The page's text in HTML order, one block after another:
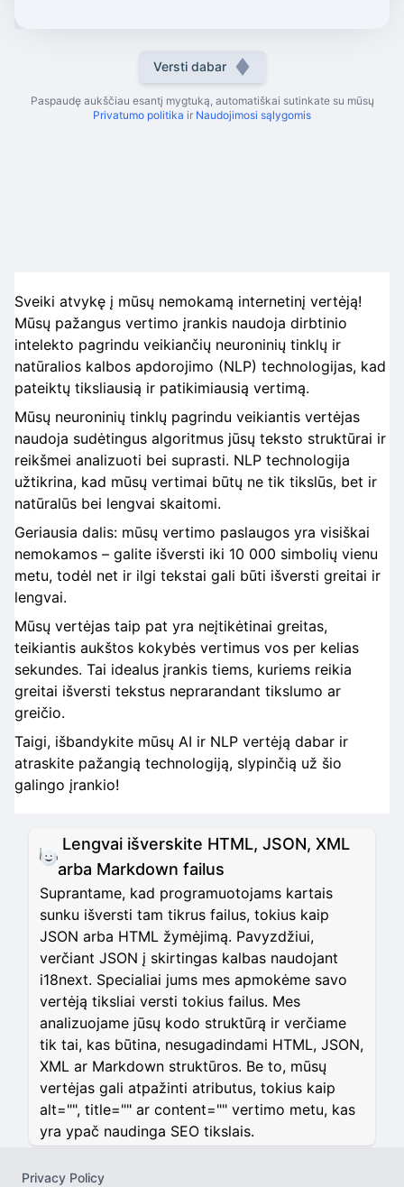
Versti dabar
Paspaudę aukščiau esantį mygtuką, automatiškai sutinkate su mūsų
Privatumo politika ir Naudojimosi sąlygomis
Sveiki atvykę į mūsų nemokamą internetinį vertėją!
Mūsų pažangus vertimo įrankis naudoja dirbtinio
intelekto pagrindu veikiančių neuroninių tinklų ir
natūralios kalbos apdorojimo (NLP) technologijas, kad
pateiktų tiksliausią ir patikimiausią vertimą.
Mūsų neuroninių tinklų pagrindu veikiantis vertėjas
naudoja sudėtingus algoritmus jūsų teksto struktūrai ir
reikšmei analizuoti bei suprasti. NLP technologija
užtikrina, kad mūsų vertimai būtų ne tik tikslūs, bet ir
natūralūs bei lengvai skaitomi.
Geriausia dalis: mūsų vertimo paslaugos yra visiškai
nemokamos – galite išversti iki 10 000 simbolių vienu
metu, todėl net ir ilgi tekstai gali būti išversti greitai ir
lengvai.
Mūsų vertėjas taip pat yra neįtikėtinai greitas,
teikiantis aukštos kokybės vertimus vos per kelias
sekundes. Tai idealus įrankis tiems, kuriems reikia
greitai išversti tekstus neprarandant tikslumo ar
greičio.
Taigi, išbandykite mūsų AI ir NLP vertėją dabar ir
atraskite pažangią technologiją, slypinčią už šio
galingo įrankio!
Lengvai išverskite HTML, JSON, XML
arba Markdown failus
Suprantame, kad programuotojams kartais
sunku išversti tam tikrus failus, tokius kaip
JSON arba HTML žymėjimą. Pavyzdžiui,
verčiant JSON į skirtingas kalbas naudojant
i18next. Specialiai jums mes apmokėme savo
vertėją tiksliai versti tokius failus. Mes
analizuojame jūsų kodo struktūrą ir verčiame
tik tai, kas būtina, nesugadindami HTML, JSON,
XML ar Markdown struktūros. Be to, mūsų
vertėjas gali atpažinti atributus, tokius kaip
alt="", title="" ar content="" vertimo metu, kas
yra ypač naudinga SEO tikslais.
Privacy Policy